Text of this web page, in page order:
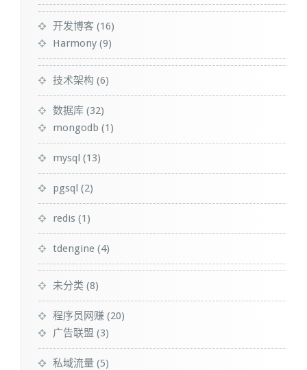
开发博客 (16)
Harmony (9)
技术架构 (6)
数据库 (32)
mongodb (1)
mysql (13)
pgsql (2)
redis (1)
tdengine (4)
未分类 (8)
程序员网赚 (20)
广告联盟 (3)
私域流量 (5)